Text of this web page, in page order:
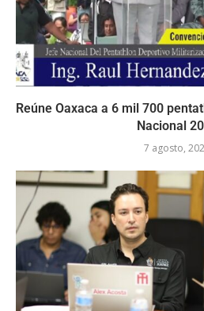
Reúne Oaxaca a 6 mil 700
Nacional
7 agosto,